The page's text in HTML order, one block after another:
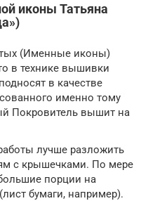
иконы Татьяна
(Именные иконы)
в технике вышивки
в качестве
именно тому
Покровитель вышит на
лучше разложить
с крышечками. По мере
порции на
бумаги, например).